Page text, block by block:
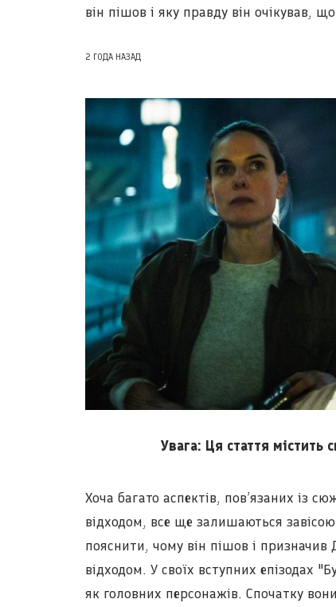
він пішов і яку правду він очікував,
2 ГОДА НАЗАД
Увага: Ця стаття містить
Хоча багато аспектів, пов’язаних із
відходом, все ще залишаються
пояснити, чому він пішов і
відходом. У своїх вступних епізодах
як головних персонажів. Спочатку